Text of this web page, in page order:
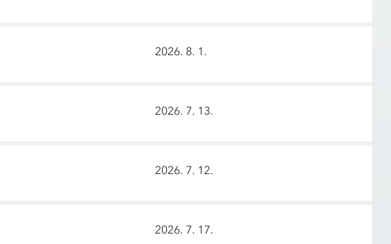
2026. 8. 1.
2026. 7. 13.
2026. 7. 12.
2026. 7. 17.